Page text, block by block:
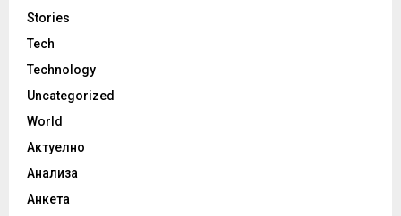
Stories
Tech
Technology
Uncategorized
World
Актуелно
Анализа
Анкета